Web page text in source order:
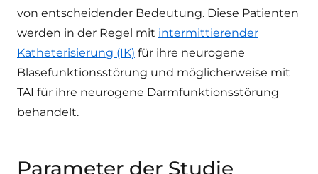
von entscheidender Bedeutung. Diese Patienten
werden in der Regel mit intermittierender
Katheterisierung (IK) für ihre neurogene
Blasefunktionsstörung und möglicherweise mit
TAI für ihre neurogene Darmfunktionsstörung
behandelt.
Parameter der Studie